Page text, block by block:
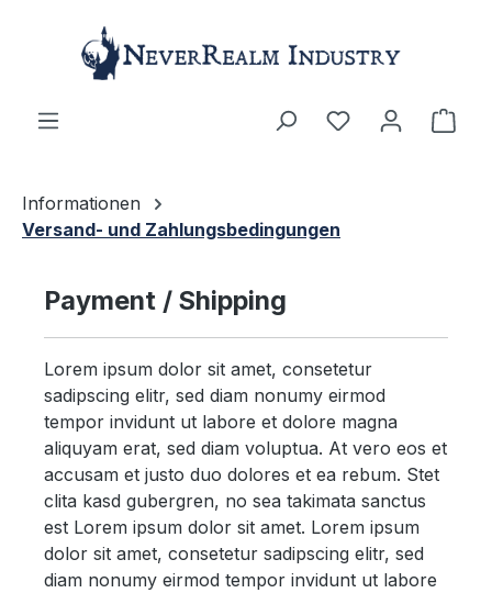
Skip to main content
Informationen
Versand- und Zahlungsbedingungen
Payment / Shipping
Lorem ipsum dolor sit amet, consetetur
sadipscing elitr, sed diam nonumy eirmod
tempor invidunt ut labore et dolore magna
aliquyam erat, sed diam voluptua. At vero eos et
accusam et justo duo dolores et ea rebum. Stet
clita kasd gubergren, no sea takimata sanctus
est Lorem ipsum dolor sit amet. Lorem ipsum
dolor sit amet, consetetur sadipscing elitr, sed
diam nonumy eirmod tempor invidunt ut labore